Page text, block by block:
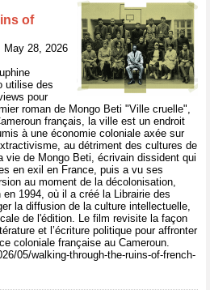
of
May 28, 2026
utilise des
pour
roman de Mongo Beti "Ville cruelle",
français, la ville est un endroit
à une économie coloniale axée sur
au détriment des cultures de
vie de Mongo Beti, écrivain dissident qui
en exil en France, puis a vu ses
au moment de la décolonisation,
1994, où il a créé la Librairie des
la diffusion de la culture intellectuelle,
de l'édition. Le film revisite la façon
et l’écriture politique pour affronter
coloniale française au Cameroun.
05/walking-through-the-ruins-of-french-